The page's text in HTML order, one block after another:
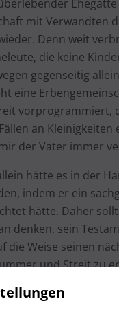
mit Verwandten
Denn weit
die keine
gegenseitig
eine
vorprogrammiert,
an Kleinigkeiten
der Vater immer
hätte es in der
indem er ein
hätte. Daher
denken, sein
die Weise seinen
und Streit zu
im